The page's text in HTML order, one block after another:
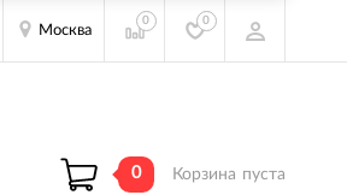
Москва
0 0
0 Корзина пуста